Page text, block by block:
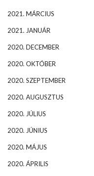
2021. MÁRCIUS
2021. JANUÁR
2020. DECEMBER
2020. OKTÓBER
2020. SZEPTEMBER
2020. AUGUSZTUS
2020. JÚLIUS
2020. JÚNIUS
2020. MÁJUS
2020. ÁPRILIS